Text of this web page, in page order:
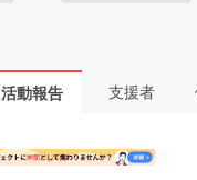
活動報告 支援者